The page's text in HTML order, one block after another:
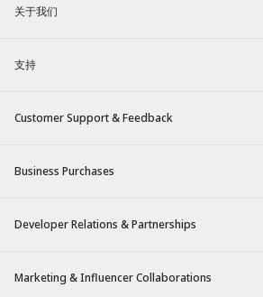
关于我们
支持
Customer Support & Feedback
Business Purchases
Developer Relations & Partnerships
Marketing & Influencer Collaborations